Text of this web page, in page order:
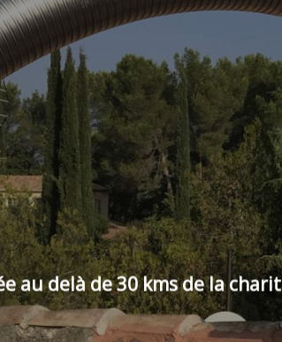
au delà de 30 kms de la